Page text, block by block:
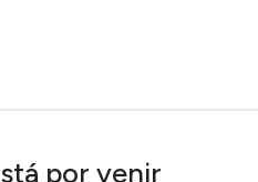
por venir